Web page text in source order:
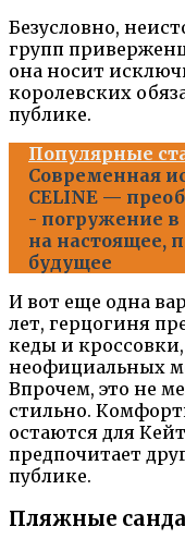
Безусловно,
групп
она носит
королевских
публике.
Популярные
Современная
CELINE —
- погружение в
на настоящее,
будущее
И вот еще одна
лет, герцогиня
кеды и
неофициальных
Впрочем, это не
стильно.
остаются для
предпочитает
публике.
Пляжные